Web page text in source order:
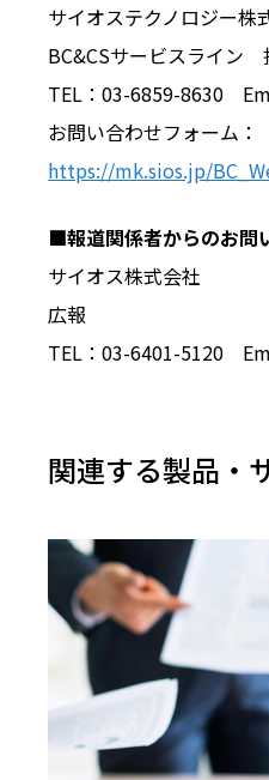
サイオステクノロジー株
BC&CSサービスライン
TEL：03-6859-8630
お問い合わせフォーム：
https://mk.sios.jp/
■報道関係者からのお問
サイオス株式会社
広報
TEL：03-6401-5120
関連する製品・